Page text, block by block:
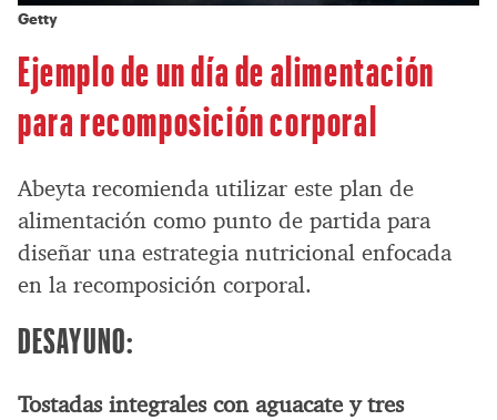
Getty
Ejemplo de un día de alimentación
para recomposición corporal
Abeyta recomienda utilizar este plan de
alimentación como punto de partida para
diseñar una estrategia nutricional enfocada
en la recomposición corporal.
DESAYUNO:
Tostadas integrales con aguacate y tres